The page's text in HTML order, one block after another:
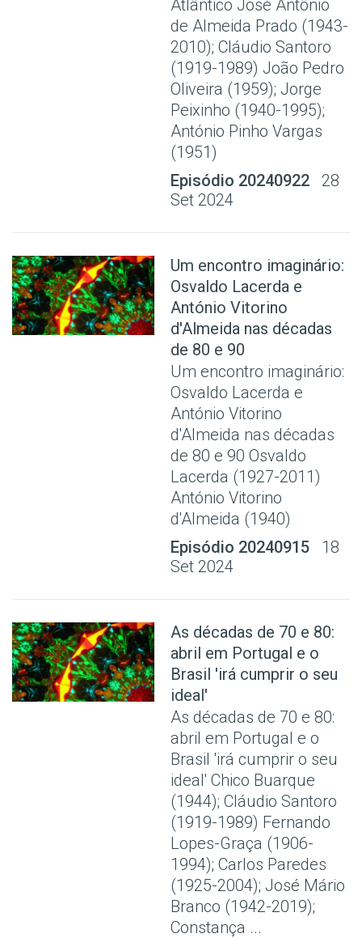
Atlântico José Antônio
de Almeida Prado (1943-
2010); Cláudio Santoro
(1919-1989) João Pedro
Oliveira (1959); Jorge
Peixinho (1940-1995);
António Pinho Vargas
(1951)
Episódio 20240922
28
Set 2024
Um encontro imaginário:
Osvaldo Lacerda e
António Vitorino
d'Almeida nas décadas
de 80 e 90
Um encontro imaginário:
Osvaldo Lacerda e
António Vitorino
d'Almeida nas décadas
de 80 e 90 Osvaldo
Lacerda (1927-2011)
António Vitorino
d'Almeida (1940)
Episódio 20240915
18
Set 2024
As décadas de 70 e 80:
abril em Portugal e o
Brasil 'irá cumprir o seu
ideal'
As décadas de 70 e 80:
abril em Portugal e o
Brasil 'irá cumprir o seu
ideal' Chico Buarque
(1944); Cláudio Santoro
(1919-1989) Fernando
Lopes-Graça (1906-
1994); Carlos Paredes
(1925-2004); José Mário
Branco (1942-2019);
Constança ...